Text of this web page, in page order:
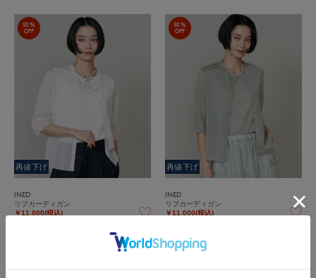
50%
OFF
再値下げ
INED
リブカーディガン
￥11,000(税込)
50%
OFF
再値下げ
INED
リブカーディガン
￥11,000(税込)
50%
OFF